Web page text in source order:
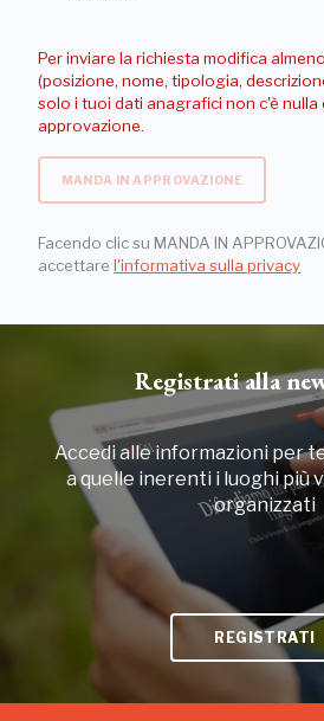
Per inviare la richiesta modifica
(posizione, nome, tipologia,
solo i tuoi dati anagrafici non c'è nulla
approvazione.
MANDA IN APPROVAZIONE
Facendo clic su MANDA IN
accettare l'informativa sulla privacy
Registrati alla
Accedi alle informazioni per
a quelle inerenti i luoghi più
organizzati
REGISTRATI